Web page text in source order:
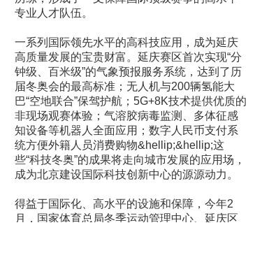
专业人才队伍。
一系列国际领先水平的高科技应用，成为延庆
高质量发展的宝贵财富。延庆赛区首次实现“分
钟级、百米级”的气象预报服务系统，达到了历
届冬奥会的最高标准；无人机与200辆氢能大
巴“空地联合”保驾护航；5G+8K技术提供优质的
非现场观赛体验；气溶胶病毒监测、多体征感
知设备等机器人全面应用；数字人民币支付系
统方便外籍人员消费购物&hellip;&hellip;这
些“科技冬奥”的成果将走向城市发展的应用场，
成为北京建设国际科技创新中心的源源动力。
得益于国际化、高水平的设施和保障，今年2
月，国家体育总局冬季运动管理中心、延庆区